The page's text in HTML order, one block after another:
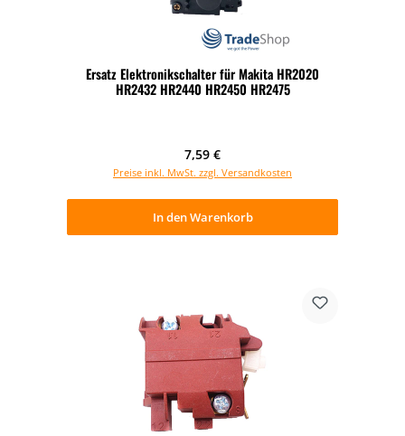
Ersatz Elektronikschalter für Makita HR2020
HR2432 HR2440 HR2450 HR2475
Regulärer Preis:
7,59 €
Preise inkl. MwSt. zzgl. Versandkosten
In den Warenkorb